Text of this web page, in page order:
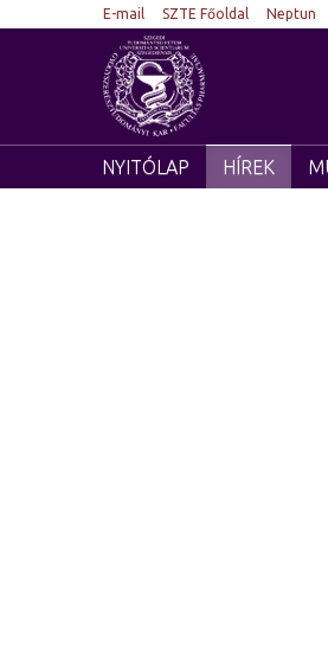
E-mail SZTE Főoldal Neptun
NYITÓLAP HÍREK